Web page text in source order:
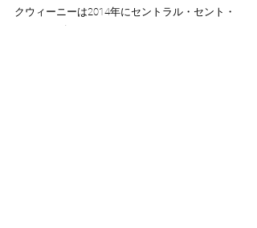
クウィーニーは2014年にセントラル・セント・